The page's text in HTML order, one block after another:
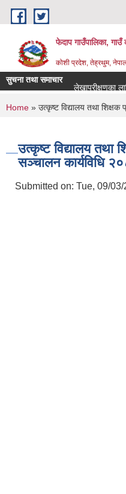
Skip to main content
फेदाप गाउँपालिका, गाउँ
कोशी प्रदेश, तेह्रथुम,
सुचना तथा समाचार
लेखापरीक्षणका
You are here
Home » उत्कृष्ट विद्यालय तथा शिक्षक
उत्कृष्ट विद्यालय तथा
सञ्चालन कार्यविधि
Submitted on: Tue, 09/